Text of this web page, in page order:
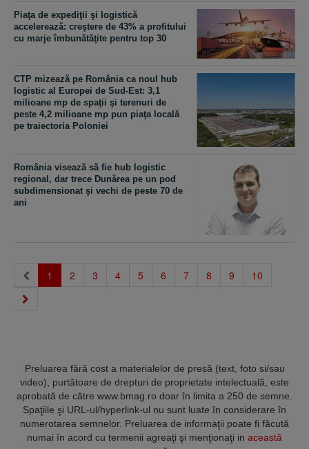
Piaţa de expediţii şi logistică
accelerează: creştere de 43% a profitului
cu marje îmbunătăţite pentru top 30
CTP mizează pe România ca noul hub
logistic al Europei de Sud-Est: 3,1
milioane mp de spaţii şi terenuri de
peste 4,2 milioane mp pun piaţa locală
pe traiectoria Poloniei
România visează să fie hub logistic
regional, dar trece Dunărea pe un pod
subdimensionat şi vechi de peste 70 de
ani
1 (current)
2 3 4 5 6 7 8 9 10
Preluarea fără cost a materialelor de presă (text, foto si/sau
video), purtătoare de drepturi de proprietate intelectuală, este
aprobată de către www.bmag.ro doar în limita a 250 de semne.
Spaţiile şi URL-ul/hyperlink-ul nu sunt luate în considerare în
numerotarea semnelor. Preluarea de informaţii poate fi făcută
numai în acord cu termenii agreaţi şi menţionaţi in această